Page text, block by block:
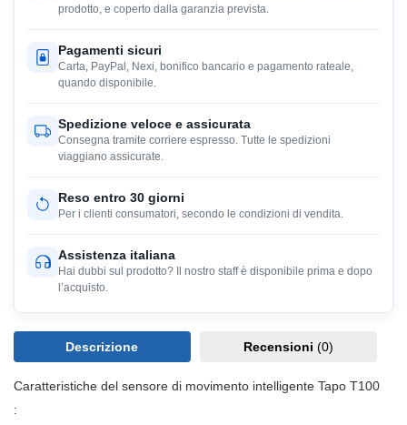
prodotto, e coperto dalla garanzia prevista.
Pagamenti sicuri
Carta, PayPal, Nexi, bonifico bancario e pagamento rateale,
quando disponibile.
Spedizione veloce e assicurata
Consegna tramite corriere espresso. Tutte le spedizioni
viaggiano assicurate.
Reso entro 30 giorni
Per i clienti consumatori, secondo le condizioni di vendita.
Assistenza italiana
Hai dubbi sul prodotto? Il nostro staff è disponibile prima e dopo
l’acquisto.
Descrizione Recensioni (0)
Caratteristiche del sensore di movimento intelligente Tapo T100
: